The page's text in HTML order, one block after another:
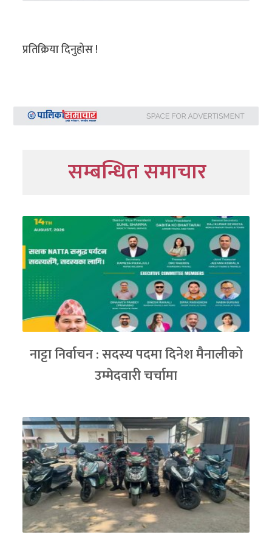
प्रतिक्रिया दिनुहोस !
सम्बन्धित समाचार
नाट्टा निर्वाचन : सदस्य पदमा दिनेश मैनालीको
उम्मेदवारी चर्चामा